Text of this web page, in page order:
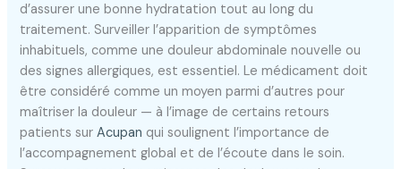
d’assurer une bonne hydratation tout au long du
traitement. Surveiller l’apparition de symptômes
inhabituels, comme une douleur abdominale nouvelle ou
des signes allergiques, est essentiel. Le médicament doit
être considéré comme un moyen parmi d’autres pour
maîtriser la douleur — à l’image de certains retours
patients surAcupan qui soulignent l’importance de
l’accompagnement global et de l’écoute dans le soin.